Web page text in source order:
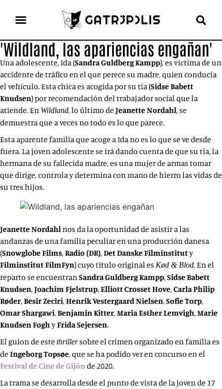
'Wildland, las apariencias engañan'
Una adolescente, Ida (Sandra Guldberg Kampp), es víctima de un
accidente de tráfico en el que perece su madre, quien conducía
el vehículo. Esta chica es acogida por su tía (Sidse Babett
Knudsen) por recomendación del trabajador social que la
atiende. En Wildland, lo último de Jeanette Nordahl, se
demuestra que a veces no todo es lo que parece.
Esta aparente familia que acoge a Ida no es lo que se ve desde
fuera. La joven adolescente se irá dando cuenta de que su tía, la
hermana de su fallecida madre, es una mujer de armas tomar
que dirige, controla y determina con mano de hierro las vidas de
su tres hijos.
Jeanette Nordahlnos da la oportunidad de asistir a las
andanzas de una familia peculiar en una producción danesa
(Snowglobe Films,Radio (DR),Det Danske Filminstituty
Filminstitut FilmFyn) cuyo título original es Kød & Blod. En el
reparto se encuentranSandra Guldberg Kampp,Sidse Babett
Knudsen,Joachim Fjelstrup,Elliott Crosset Hove,Carla Philip
Røder,Besir Zeciri,Henrik Vestergaard Nielsen,Sofie Torp,
Omar Shargawi,Benjamin Kitter,Maria Esther Lemvigh,Marie
Knudsen FoghyFrida Sejersen.
El guion de este thrillersobre el crimen organizado en familia es
de Ingeborg Topsøe, que se ha podido ver en concurso en el
Festival de Cine de Gijónde 2020.
La trama se desarrolla desde el punto de vista de la joven de 17